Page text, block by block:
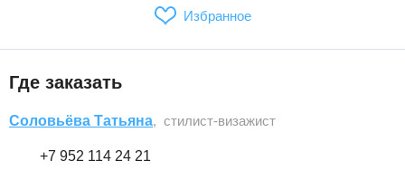
Избранное
Где заказать
Соловьёва Татьяна, стилист-визажист
+7 952 114 24 21